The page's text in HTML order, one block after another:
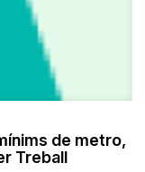
de metro,
Treball